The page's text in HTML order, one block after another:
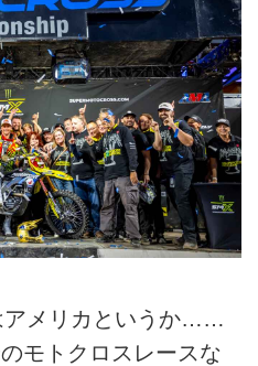
アメリカというか……
モトクロスレースな